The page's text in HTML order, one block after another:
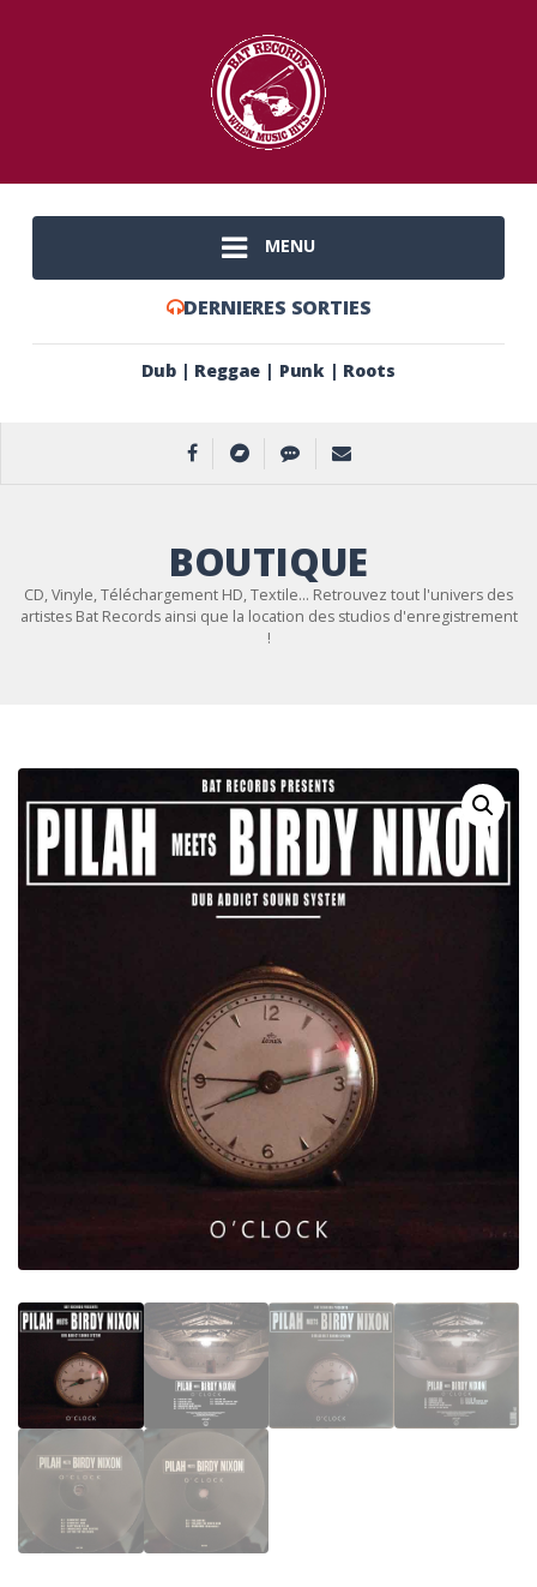
MENU
DERNIERES SORTIES
Dub | Reggae | Punk | Roots
BOUTIQUE
CD, Vinyle, Téléchargement HD, Textile... Retrouvez tout l'univers des
artistes Bat Records ainsi que la location des studios d'enregistrement
!